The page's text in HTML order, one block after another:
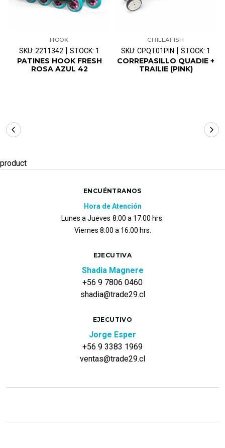
HOOK
SKU: 2211342 STOCK: 1
PATINES HOOK FRESH
ROSA AZUL 42
CHILLAFISH
SKU: CPQT01PIN STOCK: 1
CORREPASILLO QUADIE +
TRAILIE (PINK)
product
ENCUÉNTRANOS
Hora de Atención
Lunes a Jueves 8:00 a 17:00 hrs.
Viernes 8:00 a 16:00 hrs.
EJECUTIVA
Shadia Magnere
+56 9 7806 0460
shadia@trade29.cl
EJECUTIVO
Jorge Esper
+56 9 3383 1969
ventas@trade29.cl